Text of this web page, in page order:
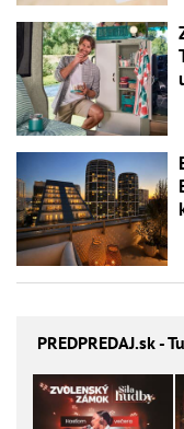
PREDPREDAJ.sk -